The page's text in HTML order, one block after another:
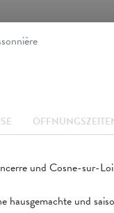
und Cosne-sur-
und